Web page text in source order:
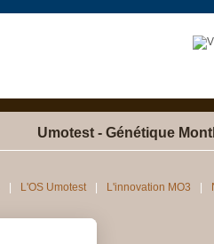
Umotest - Génétique
L'OS Umotest L'innovation MO3